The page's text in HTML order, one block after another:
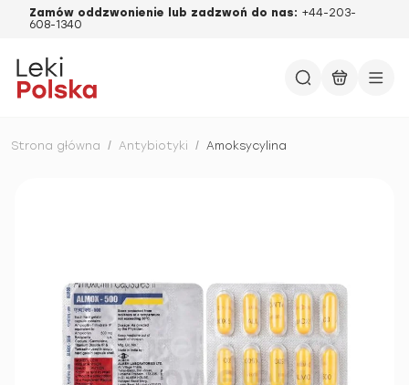
Zamów oddzwonienie lub zadzwoń do nas: +44-203-
608-1340
Strona główna / Antybiotyki / Amoksycylina